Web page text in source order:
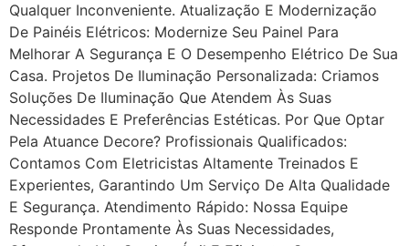
Qualquer Inconveniente. Atualização E Modernização
De Painéis Elétricos: Modernize Seu Painel Para
Melhorar A Segurança E O Desempenho Elétrico De Sua
Casa. Projetos De Iluminação Personalizada: Criamos
Soluções De Iluminação Que Atendem Às Suas
Necessidades E Preferências Estéticas. Por Que Optar
Pela Atuance Decore? Profissionais Qualificados:
Contamos Com Eletricistas Altamente Treinados E
Experientes, Garantindo Um Serviço De Alta Qualidade
E Segurança. Atendimento Rápido: Nossa Equipe
Responde Prontamente Às Suas Necessidades,